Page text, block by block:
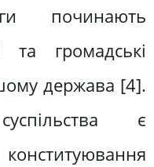
починають
та громадські
держава [4].
є